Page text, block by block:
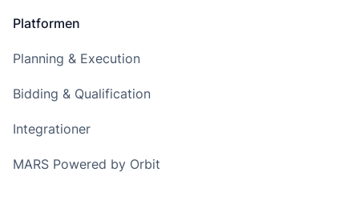
Platformen
Planning & Execution
Bidding & Qualification
Integrationer
MARS Powered by Orbit